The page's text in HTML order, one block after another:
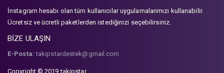
İnstagram hesabı olan tüm kullanıcılar uygulamalarımızı kullanabilir.
Ücretsiz ve ücretli paketlerden istediğinizi seçebilirsiniz.
BİZE ULAŞIN
E-Posta: takipstardestek@gmail.com
Copyright © 2019 takipstar.